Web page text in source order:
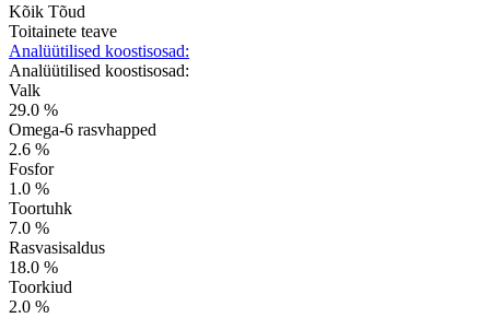
Kõik Tõud
Toitainete teave
Analüütilised koostisosad:
Analüütilised koostisosad:
Valk
29.0 %
Omega-6 rasvhapped
2.6 %
Fosfor
1.0 %
Toortuhk
7.0 %
Rasvasisaldus
18.0 %
Toorkiud
2.0 %